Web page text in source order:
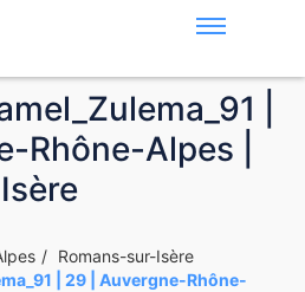
|
Rhône-Alpes |
Romans-sur-Isère
| 29 | Auvergne-Rhône-